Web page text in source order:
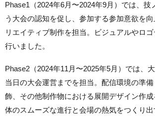
Phase1（2024年6月〜2024年9月） では、技
う大会の認知を促し、参加する参加意欲を
リエイティブ制作を担当。ビジュアルやロ
行いました。
Phase2（2024年11月〜2025年5月） では、
当日の大会運営までを担当。配信環境の準
飾、その他制作物における展開デザイン作
体のスムーズな進行と会場の熱気をつくり